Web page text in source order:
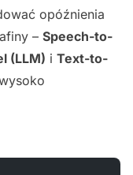
opóźnienia
– Speech-to-
(LLM) i Text-to-